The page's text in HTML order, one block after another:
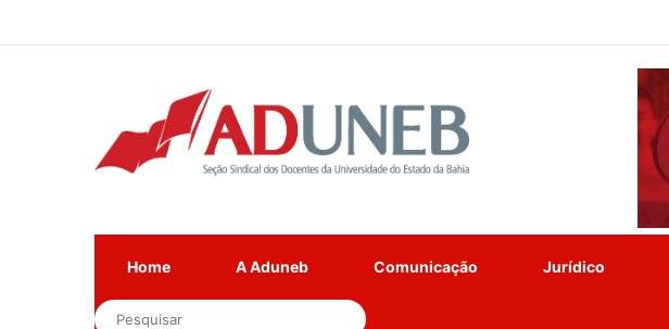
Home A Aduneb Comunicação Jurídico
Pesquisar